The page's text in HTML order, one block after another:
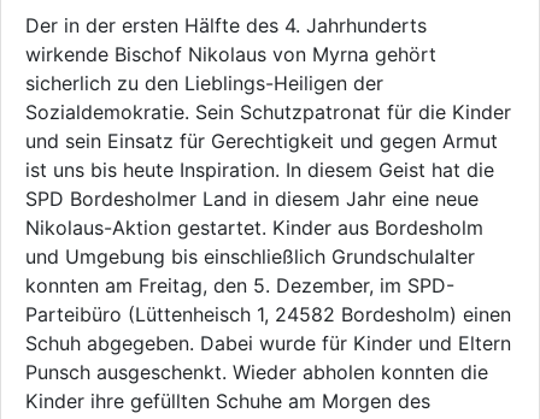
Der in der ersten Hälfte des 4. Jahrhunderts
wirkende Bischof Nikolaus von Myrna gehört
sicherlich zu den Lieblings-Heiligen der
Sozialdemokratie. Sein Schutzpatronat für die Kinder
und sein Einsatz für Gerechtigkeit und gegen Armut
ist uns bis heute Inspiration. In diesem Geist hat die
SPD Bordesholmer Land in diesem Jahr eine neue
Nikolaus-Aktion gestartet. Kinder aus Bordesholm
und Umgebung bis einschließlich Grundschulalter
konnten am Freitag, den 5. Dezember, im SPD-
Parteibüro (Lüttenheisch 1, 24582 Bordesholm) einen
Schuh abgegeben. Dabei wurde für Kinder und Eltern
Punsch ausgeschenkt. Wieder abholen konnten die
Kinder ihre gefüllten Schuhe am Morgen des